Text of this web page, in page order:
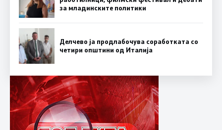
за младинските политики
Делчево ја продлабочува соработката со
четири општини од Италија